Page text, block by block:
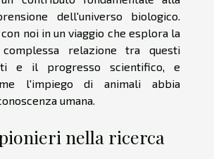
dell'universo biologico.
noi in un viaggio che esplora la
relazione tra questi
e il progresso scientifico, e
l'impiego di animali abbia
umana.
nella ricerca